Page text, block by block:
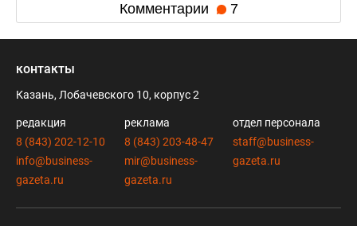
Комментарии 7
контакты
Казань, Лобачевского 10, корпус 2
редакция
8 (843) 202-12-10
info@business-
gazeta.ru
реклама
8 (843) 203-48-47
mir@business-
gazeta.ru
отдел персонала
staff@business-
gazeta.ru